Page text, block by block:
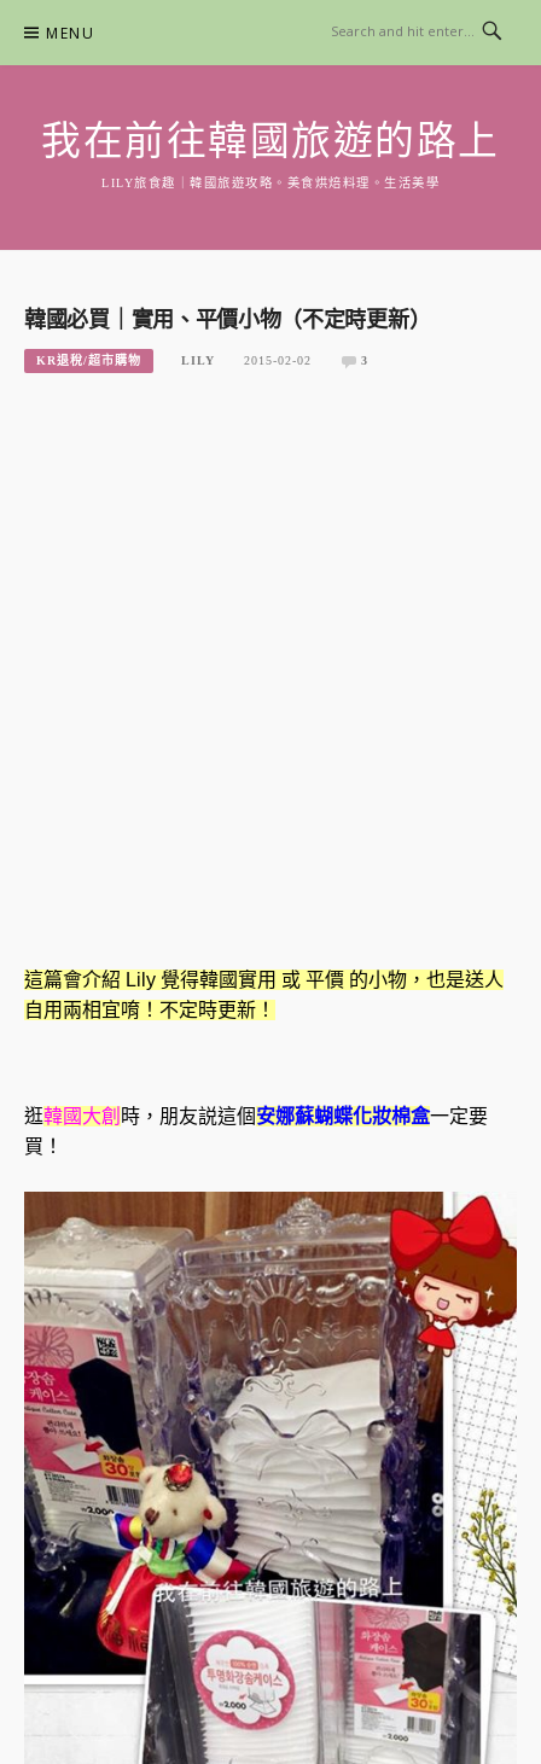
content
MENU
我在前往韓國旅遊的路上
LILY旅食趣｜韓國旅遊攻略。美食烘焙料理。生活美學
韓國必買｜實用、平價小物（不定時更新）
KR退稅/超市購物 LILY 2015-02-02 3
這篇會介紹 Lily 覺得韓國實用 或 平價 的小物，也是送人
自用兩相宜唷！不定時更新！
逛韓國大創 時，朋友説這個安娜蘇蝴蝶化妝棉盒一定要
買！